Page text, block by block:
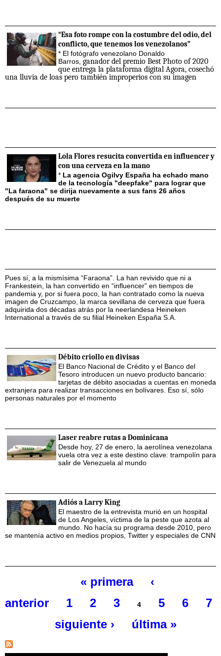
“Esa foto rompe con la costumbre del odio, del
conflicto, que tenemos los venezolanos”
* El fotógrafo venezolano Donaldo
Barros, ganador del premio Best Photo of 2020
que entrega la plataforma digital Agora, cosechó
una lluvia de loas pero también improperios con su imagen
Lola Flores resucita convertida en influencer y
con una cerveza en la mano
* La agencia Ogilvy España ha echado mano
de la tecnología "deepfake" para lograr que
"La faraona" se dirija nuevamente a sus fans 26 años
después de su muerte
Pues sí, a la mismísima “Faraona”. La han revivido que ni a
Frankestein, la han convertido en “influencer” en tiempos de
pandemia y, por si fuera poco, la han contratado como la nueva
imagen de Cruzcampo, la marca sevillana de cerveza que fuera
adquirida dos décadas atrás por la neerlandesa Heineken
International a través de su filial Heineken España S.A.
Débito criollo en divisas
El Banco Nacional de Crédito y el Banco del
Tesoro introducen un nuevo producto bancario:
tarjetas de débito asociadas a cuentas en moneda
extranjera para realizar transacciones en bolívares. Eso sí, sólo
personas naturales por el momento
Laser reabre rutas a Dominicana
Desde hoy, 27 de enero, la aerolínea venezolana
vuela otra vez a este destino clave: trampolín para
salir de Venezuela al mundo
Adiós a Larry King
El maestro de la entrevista murió en un hospital
de Los Angeles, víctima de la peste que azota al
mundo. No hacía su programa desde 2010, pero
se mantenía activo en medios propios, Twitter y especiales de CNN
Páginas
« primera
‹
anterior
1 2 3 4 5 6
7
siguiente ›
última »